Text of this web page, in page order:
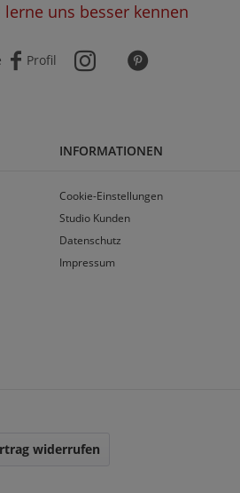
lerne uns besser kennen
Profil
INFORMATIONEN
Cookie-Einstellungen
Studio Kunden
Datenschutz
Impressum
widerrufen